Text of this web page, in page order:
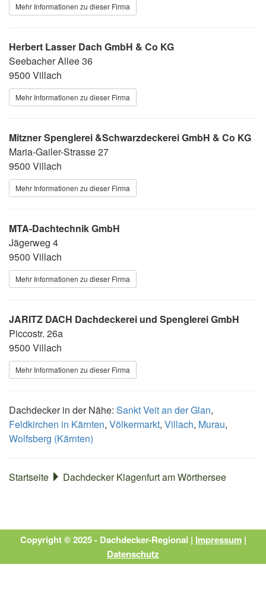
Mehr Informationen zu dieser Firma
Herbert Lasser Dach GmbH & Co KG
Seebacher Allee 36
9500 Villach
Mehr Informationen zu dieser Firma
Mitzner Spenglerei &Schwarzdeckerei GmbH & Co KG
Maria-Gailer-Strasse 27
9500 Villach
Mehr Informationen zu dieser Firma
MTA-Dachtechnik GmbH
Jägerweg 4
9500 Villach
Mehr Informationen zu dieser Firma
JARITZ DACH Dachdeckerei und Spenglerei GmbH
Piccostr. 26a
9500 Villach
Mehr Informationen zu dieser Firma
Dachdecker in der Nähe: Sankt Veit an der Glan,
Feldkirchen in Kärnten, Völkermarkt, Villach, Murau,
Wolfsberg (Kärnten)
Startseite Dachdecker Klagenfurt am Wörthersee
Copyright © 2025 - Dachdecker-Regional | Impressum|
Datenschutz